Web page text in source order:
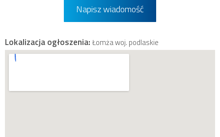
Napisz wiadomość
Lokalizacja ogłoszenia: Łomża woj. podlaskie